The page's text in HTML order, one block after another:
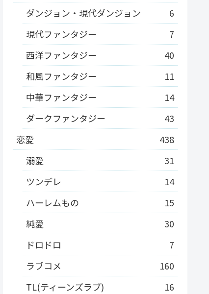
ダンジョン・現代ダンジョン
6
現代ファンタジー
7
西洋ファンタジー
40
和風ファンタジー
11
中華ファンタジー
14
ダークファンタジー
43
恋愛
438
溺愛
31
ツンデレ
14
ハーレムもの
15
純愛
30
ドロドロ
7
ラブコメ
160
TL(ティーンズラブ)
16